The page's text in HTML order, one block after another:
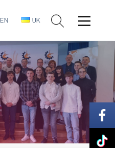
EN UK